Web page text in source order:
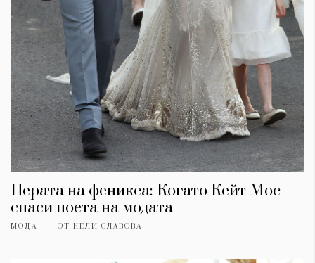
Перата на феникса: Когато Кейт Мос
спаси поета на модата
МОДА ОТ НЕЛИ СЛАВОВА
СЛЕДВАЙТЕ НИ
Facebook Instagram Twitter
Pinterest
YouTube
Spotify Soundcloud
Ако нашият сайт ви харесва, можете да се абонирате за
седмичния ни нюзлетър тук: